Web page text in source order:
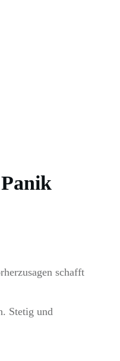
schafft
Stetig und